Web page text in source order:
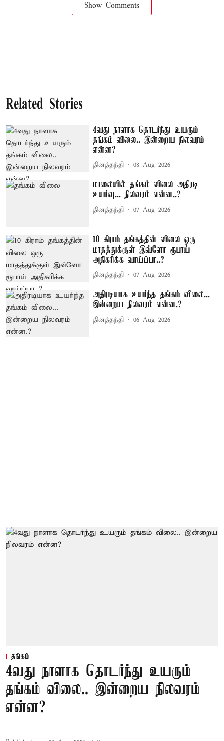
Show Comments
Related Stories
4வது நாளாக தொடர்ந்து உயரும்
தங்கம் விலை.. இன்றைய நிலவரம்
என்ன?
தினத்தந்தி 08 Aug 2026
மாலையில் தங்கம் விலை அதிரடி
உயர்வு... நிலவரம் என்ன..?
தினத்தந்தி 07 Aug 2026
10 கிராம் தங்கத்தின் விலை ஒரு
மாதத்துக்குள் இவ்ளோ ரூபாய்
அதிகரிக்க வாய்ப்பா..?
தினத்தந்தி 07 Aug 2026
அதிரடியாக உயர்ந்த தங்கம் விலை...
இன்றைய நிலவரம் என்ன.?
தினத்தந்தி 06 Aug 2026
தங்கம்
4வது நாளாக தொடர்ந்து உயரும்
தங்கம் விலை.. இன்றைய நிலவரம்
என்ன?